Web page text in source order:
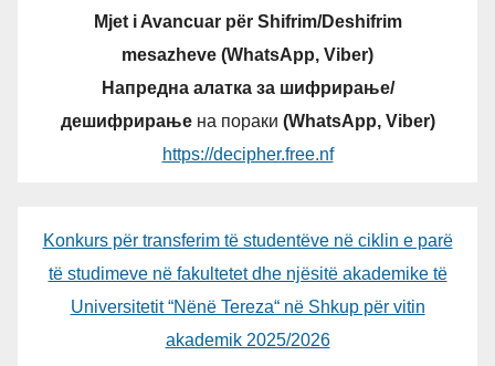
Mjet i Avancuar për Shifrim/Deshifrim
mesazheve (WhatsApp, Viber)
Напредна алатка за шифрирање/
дешифрирањена пораки (WhatsApp, Viber)
https://decipher.free.nf
Konkurs për transferim të studentëve në ciklin e parë
të studimeve në fakultetet dhe njësitë akademike të
Universitetit “Nënë Tereza“ në Shkup për vitin
akademik 2025/2026